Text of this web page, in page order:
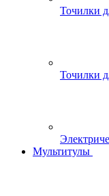
Точилки
Точилки
Мультитулы